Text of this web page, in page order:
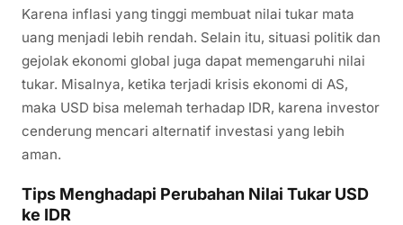
Karena inflasi yang tinggi membuat nilai tukar mata
uang menjadi lebih rendah. Selain itu, situasi politik dan
gejolak ekonomi global juga dapat memengaruhi nilai
tukar. Misalnya, ketika terjadi krisis ekonomi di AS,
maka USD bisa melemah terhadap IDR, karena investor
cenderung mencari alternatif investasi yang lebih
aman.
Tips Menghadapi Perubahan Nilai Tukar USD
ke IDR